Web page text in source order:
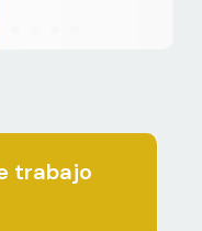
trabajo